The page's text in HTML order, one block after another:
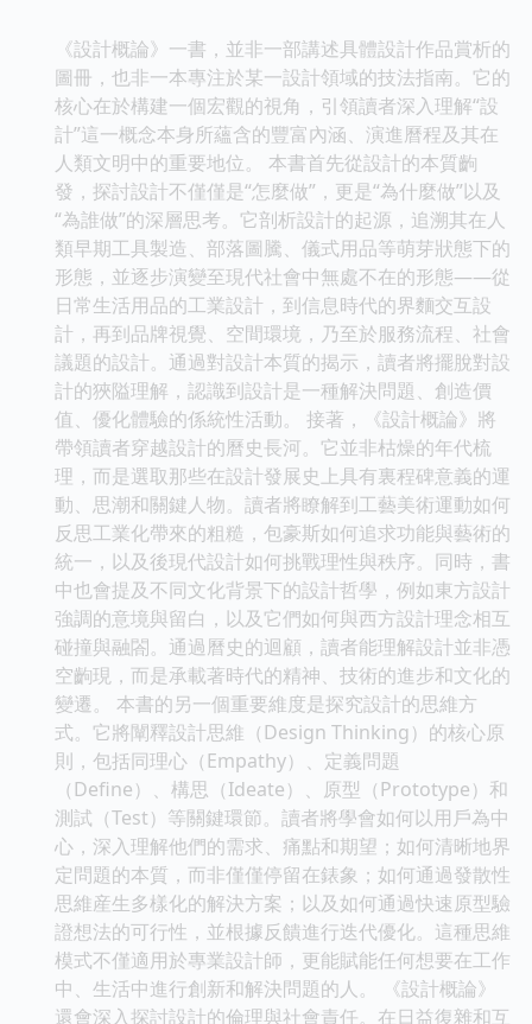
《設計概論》一書，並非一部講述具體設計作品賞析的
圖冊，也非一本專注於某一設計領域的技法指南。它的
核心在於構建一個宏觀的視角，引領讀者深入理解“設
計”這一概念本身所蘊含的豐富內涵、演進曆程及其在
人類文明中的重要地位。 本書首先從設計的本質齣
發，探討設計不僅僅是“怎麼做”，更是“為什麼做”以及
“為誰做”的深層思考。它剖析設計的起源，追溯其在人
類早期工具製造、部落圖騰、儀式用品等萌芽狀態下的
形態，並逐步演變至現代社會中無處不在的形態——從
日常生活用品的工業設計，到信息時代的界麵交互設
計，再到品牌視覺、空間環境，乃至於服務流程、社會
議題的設計。通過對設計本質的揭示，讀者將擺脫對設
計的狹隘理解，認識到設計是一種解決問題、創造價
值、優化體驗的係統性活動。 接著，《設計概論》將
帶領讀者穿越設計的曆史長河。它並非枯燥的年代梳
理，而是選取那些在設計發展史上具有裏程碑意義的運
動、思潮和關鍵人物。讀者將瞭解到工藝美術運動如何
反思工業化帶來的粗糙，包豪斯如何追求功能與藝術的
統一，以及後現代設計如何挑戰理性與秩序。同時，書
中也會提及不同文化背景下的設計哲學，例如東方設計
強調的意境與留白，以及它們如何與西方設計理念相互
碰撞與融閤。通過曆史的迴顧，讀者能理解設計並非憑
空齣現，而是承載著時代的精神、技術的進步和文化的
變遷。 本書的另一個重要維度是探究設計的思維方
式。它將闡釋設計思維（Design Thinking）的核心原
則，包括同理心（Empathy）、定義問題
（Define）、構思（Ideate）、原型（Prototype）和
測試（Test）等關鍵環節。讀者將學會如何以用戶為中
心，深入理解他們的需求、痛點和期望；如何清晰地界
定問題的本質，而非僅僅停留在錶象；如何通過發散性
思維産生多樣化的解決方案；以及如何通過快速原型驗
證想法的可行性，並根據反饋進行迭代優化。這種思維
模式不僅適用於專業設計師，更能賦能任何想要在工作
中、生活中進行創新和解決問題的人。 《設計概論》
還會深入探討設計的倫理與社會責任。在日益復雜和互